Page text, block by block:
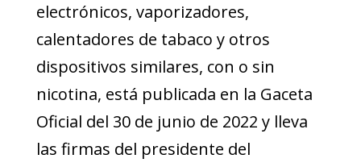
electrónicos, vaporizadores,
calentadores de tabaco y otros
dispositivos similares, con o sin
nicotina, está publicada en la Gaceta
Oficial del 30 de junio de 2022 y lleva
las firmas del presidente del